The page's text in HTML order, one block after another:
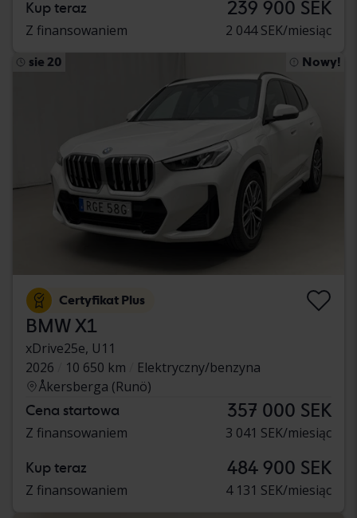
Kup teraz 239 900 SEK
Z finansowaniem 2 044 SEK/miesiąc
sie 20 Nowy!
Certyfikat Plus
BMW X1
xDrive25e, U11
2026
10 650 km
Elektryczny/benzyna
Åkersberga (Runö)
Cena startowa 357 000 SEK
Z finansowaniem 3 041 SEK/miesiąc
Kup teraz 484 900 SEK
Z finansowaniem 4 131 SEK/miesiąc